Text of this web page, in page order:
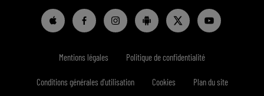
Mentions légales Politique de confidentialité
Conditions générales d'utilisation Cookies Plan du site